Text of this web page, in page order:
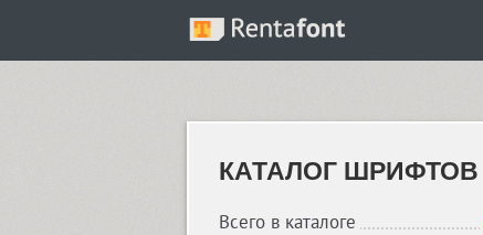
КАТАЛОГ ШРИФТОВ
Всего в каталоге